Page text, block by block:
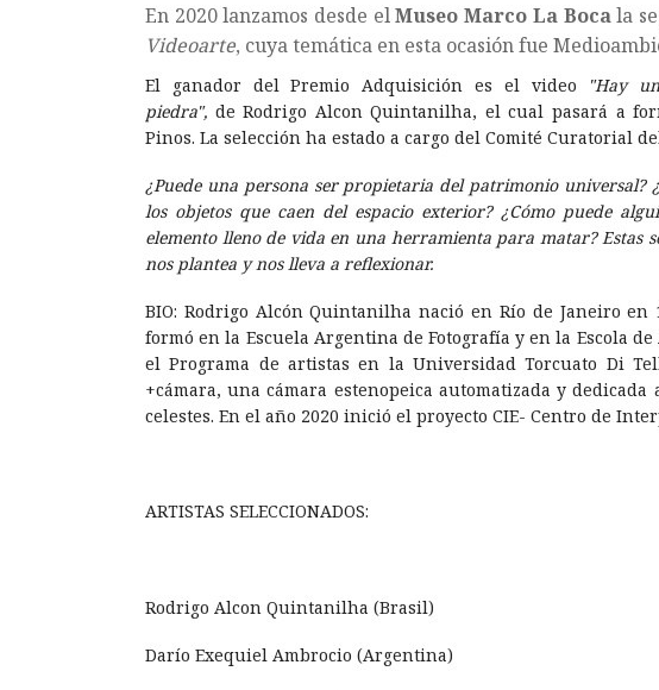
En 2020 lanzamos desde elMuseo Marco La Bocala
Videoarte, cuya temática en esta ocasión fue
El ganador del Premio Adquisición es el video
"Hay
piedra", de Rodrigo Alcon Quintanilha, el cual pasará a
Pinos. La selección ha estado a cargo del Comité Curatorial
¿Puede una persona ser propietaria del patrimonio universal?
los objetos que caen del espacio exterior? ¿Cómo puede
elemento lleno de vida en una herramienta para matar? Estas
nos plantea y nos lleva a reflexionar.
BIO: Rodrigo Alcón Quintanilha nació en Río de Janeiro en
formó en la Escuela Argentina de Fotografía y en la Escola
el Programa de artistas en la Universidad Torcuato Di
+cámara, una cámara estenopeica automatizada y
celestes. En el año 2020 inició el proyecto CIE- Centro de
ARTISTAS SELECCIONADOS:
Rodrigo Alcon Quintanilha (Brasil)
Darío Exequiel Ambrocio (Argentina)